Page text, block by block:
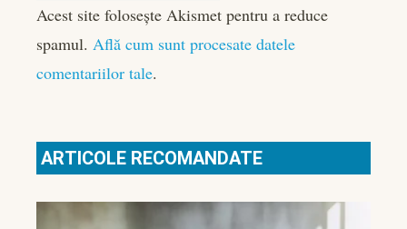
Acest site folosește Akismet pentru a reduce
spamul. Află cum sunt procesate datele
comentariilor tale.
ARTICOLE RECOMANDATE